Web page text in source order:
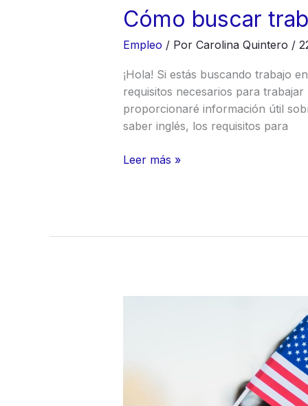
Cómo buscar
Empleo / Por Carolina Quintero /
¡Hola! Si estás buscando trabajo
requisitos necesarios para
proporcionaré información útil
saber inglés, los requisitos para
Cómo
Leer más »